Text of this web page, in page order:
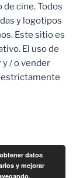
cine. Todos
y logotipos
Este sitio es
El uso de
y / o vender
datos
y mejorar